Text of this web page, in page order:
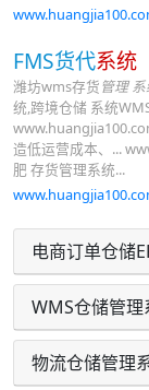
FMS货代系统
潍坊wms存货管理
统,跨境仓储 系统
造低运营成本、...
肥 存货管理系统...
电商订单仓储
WMS仓储管理
物流仓储管理